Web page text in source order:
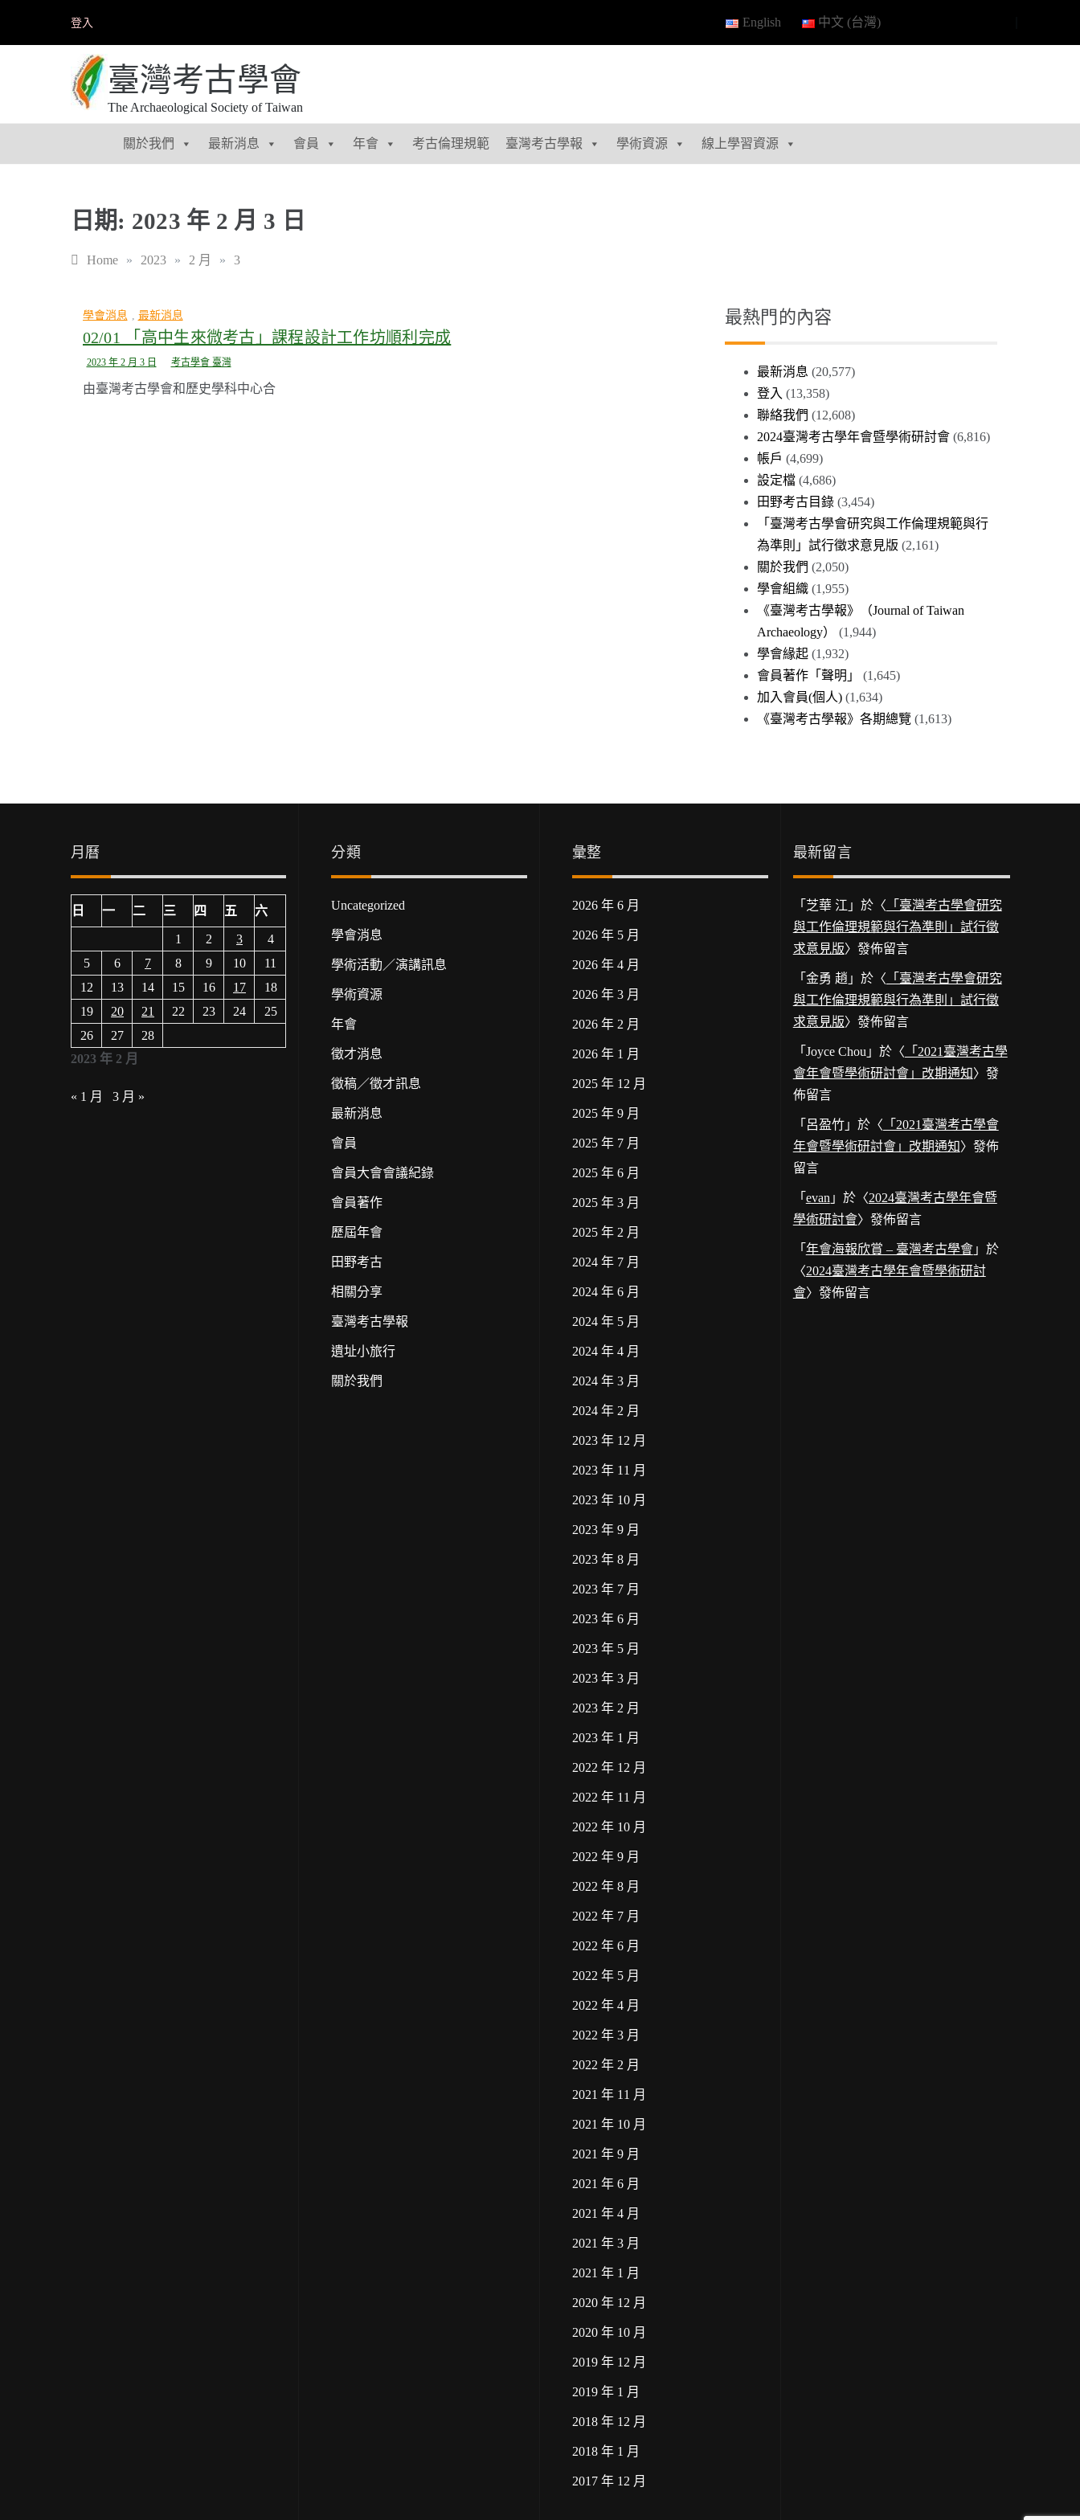
content
登入 English 中文 (台灣)
臺灣考古學會
The Archaeological Society of Taiwan
關於我們 最新消息 會員 年會 考古倫理規範 臺灣考古學報 學術資源 線上學習資源
日期: 2023 年 2 月 3 日
Home » 2023 » 2 月 » 3
學會消息 最新消息
02/01 「高中生來微考古」課程設計工作坊順利完成
2023 年 2 月 3 日 考古學會 臺灣
由臺灣考古學會和歷史學科中心合
最熱門的內容
最新消息 (20,577)
登入 (13,358)
聯絡我們 (12,608)
2024臺灣考古學年會暨學術研討會 (6,816)
帳戶 (4,699)
設定檔 (4,686)
田野考古目錄 (3,454)
「臺灣考古學會研究與工作倫理規範與行
為準則」試行徵求意見版 (2,161)
關於我們 (2,050)
學會組織 (1,955)
《臺灣考古學報》（Journal of Taiwan
Archaeology）
(1,944)
學會緣起 (1,932)
會員著作「聲明」
(1,645)
加入會員(個人) (1,634)
《臺灣考古學報》各期總覽 (1,613)
月曆
2023 年 2 月
日 一 二 三 四 五 六
1 2 3
4
5
6 7 8 9 10
11
12
13 14 15 16 17
18
19
20 21 22 23 24
25
26
27 28
« 1 月 3 月 »
分類
Uncategorized
學會消息
學術活動／演講訊息
學術資源
年會
徵才消息
徵稿／徵才訊息
最新消息
會員
會員大會會議紀錄
會員著作
歷屆年會
田野考古
相關分享
臺灣考古學報
遺址小旅行
關於我們
彙整
2026 年 6 月
2026 年 5 月
2026 年 4 月
2026 年 3 月
2026 年 2 月
2026 年 1 月
2025 年 12 月
2025 年 9 月
2025 年 7 月
2025 年 6 月
2025 年 3 月
2025 年 2 月
2024 年 7 月
2024 年 6 月
2024 年 5 月
2024 年 4 月
2024 年 3 月
2024 年 2 月
2023 年 12 月
2023 年 11 月
2023 年 10 月
2023 年 9 月
2023 年 8 月
2023 年 7 月
2023 年 6 月
2023 年 5 月
2023 年 3 月
2023 年 2 月
2023 年 1 月
2022 年 12 月
2022 年 11 月
2022 年 10 月
2022 年 9 月
2022 年 8 月
2022 年 7 月
2022 年 6 月
2022 年 5 月
2022 年 4 月
2022 年 3 月
2022 年 2 月
2021 年 11 月
2021 年 10 月
2021 年 9 月
2021 年 6 月
2021 年 4 月
2021 年 3 月
2021 年 1 月
2020 年 12 月
2020 年 10 月
2019 年 12 月
2019 年 1 月
2018 年 12 月
2018 年 1 月
2017 年 12 月
最新留言
「 芝華 江 」於〈 「臺灣考古學會研究
與工作倫理規範與行為準則」試行徵
求意見版〉發佈留言
「 金勇 趙 」於〈 「臺灣考古學會研究
與工作倫理規範與行為準則」試行徵
求意見版〉發佈留言
「 Joyce Chou 」於〈 「2021臺灣考古學
會年會暨學術研討會」改期通知〉發
佈留言
「 呂盈竹」於〈 「2021臺灣考古學會
年會暨學術研討會」改期通知〉發佈
留言
「 evan 」於〈2024臺灣考古學年會暨
學術研討會〉發佈留言
「 年會海報欣賞 – 臺灣考古學會」於
〈2024臺灣考古學年會暨學術研討
會〉發佈留言